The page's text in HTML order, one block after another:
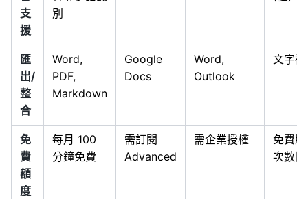
支
援
別
匯
出/
整
合
Word,
PDF,
Markdown
Google
Docs
Word,
Outlook
文字
免
費
額
度
每月 100
分鐘免費
需訂閱
Advanced
需企業授權
免費
次數